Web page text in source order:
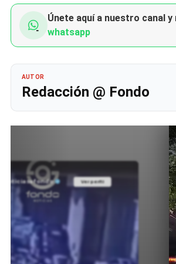
Únete aquí a nuestro canal
whatsapp
AUTOR
Redacción @ Fondo
Ver perfil
@noticiasafondo Ver perfil